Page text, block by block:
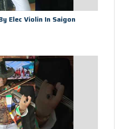
Elec Violin In Saigon
(day...